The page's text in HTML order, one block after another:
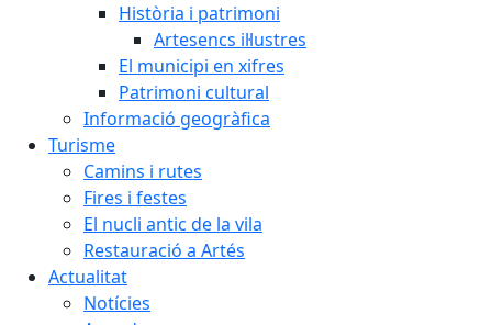
Història i patrimoni
Artesencs il·lustres
El municipi en xifres
Patrimoni cultural
Informació geogràfica
Turisme
Camins i rutes
Fires i festes
El nucli antic de la vila
Restauració a Artés
Actualitat
Notícies